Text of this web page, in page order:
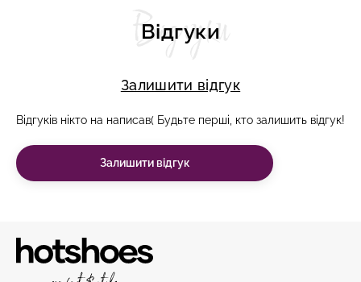
Відгуки
Відгуки
Залишити відгук
Відгуків нікто на написав( Будьте перші, кто залишить відгук!
Залишити відгук